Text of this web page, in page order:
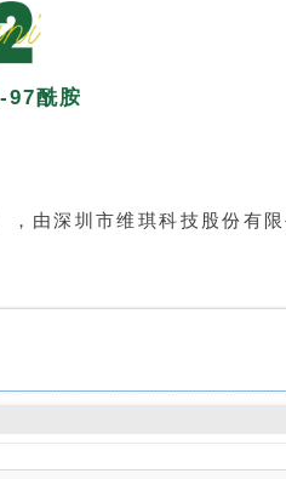
97酰胺
，由深圳市维琪科技股份有